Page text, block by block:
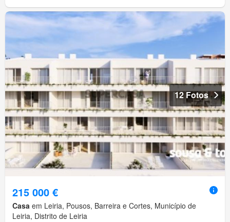
12 Fotos
215 000 €
Casa em Leiria, Pousos, Barreira e Cortes, Município de
Leiria, Distrito de Leiria